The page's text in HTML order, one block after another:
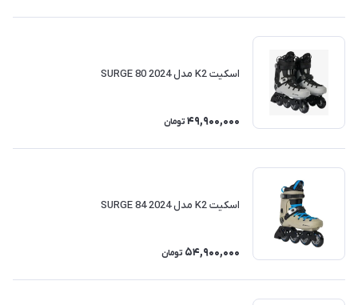
اسکیت K2 مدل SURGE 80 2024
49,900,000 تومان
اسکیت K2 مدل SURGE 84 2024
54,900,000 تومان